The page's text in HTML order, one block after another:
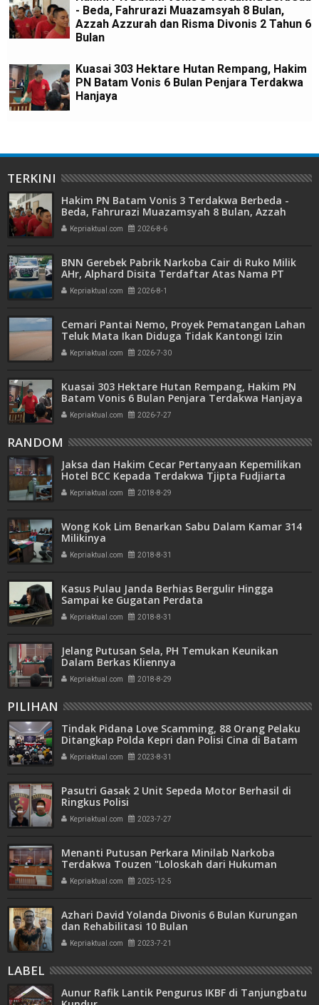
- Beda, Fahrurazi Muazamsyah 8 Bulan,
Azzah Azzurah dan Risma Divonis 2 Tahun 6
Bulan
Kuasai 303 Hektare Hutan Rempang, Hakim
PN Batam Vonis 6 Bulan Penjara Terdakwa
Hanjaya
TERKINI
Hakim PN Batam Vonis 3 Terdakwa Berbeda -
Beda, Fahrurazi Muazamsyah 8 Bulan, Azzah
Azzurah dan Risma Divonis 2 Tahun 6 Bulan
Kepriaktual.com 2026-8-6
BNN Gerebek Pabrik Narkoba Cair di Ruko Milik
AHr, Alphard Disita Terdaftar Atas Nama PT
Mitra Usaha Properti
Kepriaktual.com 2026-8-1
Cemari Pantai Nemo, Proyek Pematangan Lahan
Teluk Mata Ikan Diduga Tidak Kantongi Izin
Amdal
Kepriaktual.com 2026-7-30
Kuasai 303 Hektare Hutan Rempang, Hakim PN
Batam Vonis 6 Bulan Penjara Terdakwa Hanjaya
Kepriaktual.com 2026-7-27
RANDOM
Jaksa dan Hakim Cecar Pertanyaan Kepemilikan
Hotel BCC Kepada Terdakwa Tjipta Fudjiarta
Kepriaktual.com 2018-8-29
Wong Kok Lim Benarkan Sabu Dalam Kamar 314
Milikinya
Kepriaktual.com 2018-8-31
Kasus Pulau Janda Berhias Bergulir Hingga
Sampai ke Gugatan Perdata
Kepriaktual.com 2018-8-31
Jelang Putusan Sela, PH Temukan Keunikan
Dalam Berkas Kliennya
Kepriaktual.com 2018-8-29
PILIHAN
Tindak Pidana Love Scamming, 88 Orang Pelaku
Ditangkap Polda Kepri dan Polisi Cina di Batam
Kepriaktual.com 2023-8-31
Pasutri Gasak 2 Unit Sepeda Motor Berhasil di
Ringkus Polisi
Kepriaktual.com 2023-7-27
Menanti Putusan Perkara Minilab Narkoba
Terdakwa Touzen "Loloskah dari Hukuman
Seumur Hidup atau Mati"
Kepriaktual.com 2025-12-5
Azhari David Yolanda Divonis 6 Bulan Kurungan
dan Rehabilitasi 10 Bulan
Kepriaktual.com 2023-7-21
LABEL
Aunur Rafik Lantik Pengurus IKBF di Tanjungbatu